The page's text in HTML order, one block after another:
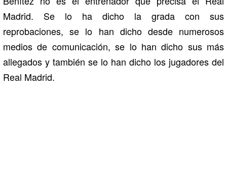
Madrid. Se lo ha dicho la grada con sus
reprobaciones, se lo han dicho desde numerosos
medios de comunicación, se lo han dicho sus más
allegados y también se lo han dicho los jugadores del
Real Madrid.